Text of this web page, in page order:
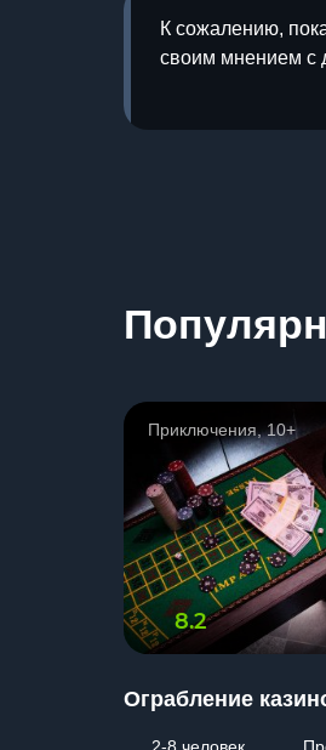
К сожалению,
своим мнением с
Приключения, 10+
8.2
Ограбление